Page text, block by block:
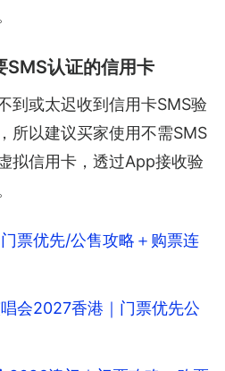
SMS认证的信用卡
到或太迟收到信用卡SMS验
所以建议买家使用不需SMS
拟信用卡，透过App接收验
票优先/公售攻略＋购票连
会2027香港｜门票优先公